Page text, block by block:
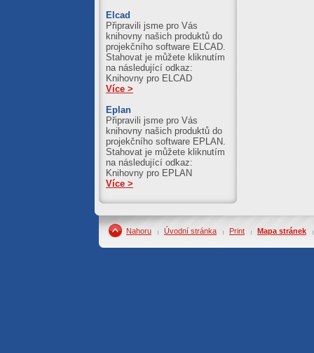
Elcad
Připravili jsme pro Vás
knihovny našich produktů do
projekčního software ELCAD.
Stahovat je můžete kliknutím
na následující odkaz:
Knihovny pro ELCAD
Více >
Eplan
Připravili jsme pro Vás
knihovny našich produktů do
projekčního software EPLAN.
Stahovat je můžete kliknutím
na následující odkaz:
Knihovny pro EPLAN
Více >
Nahoru Úvodní stránka Print Mapa stránek